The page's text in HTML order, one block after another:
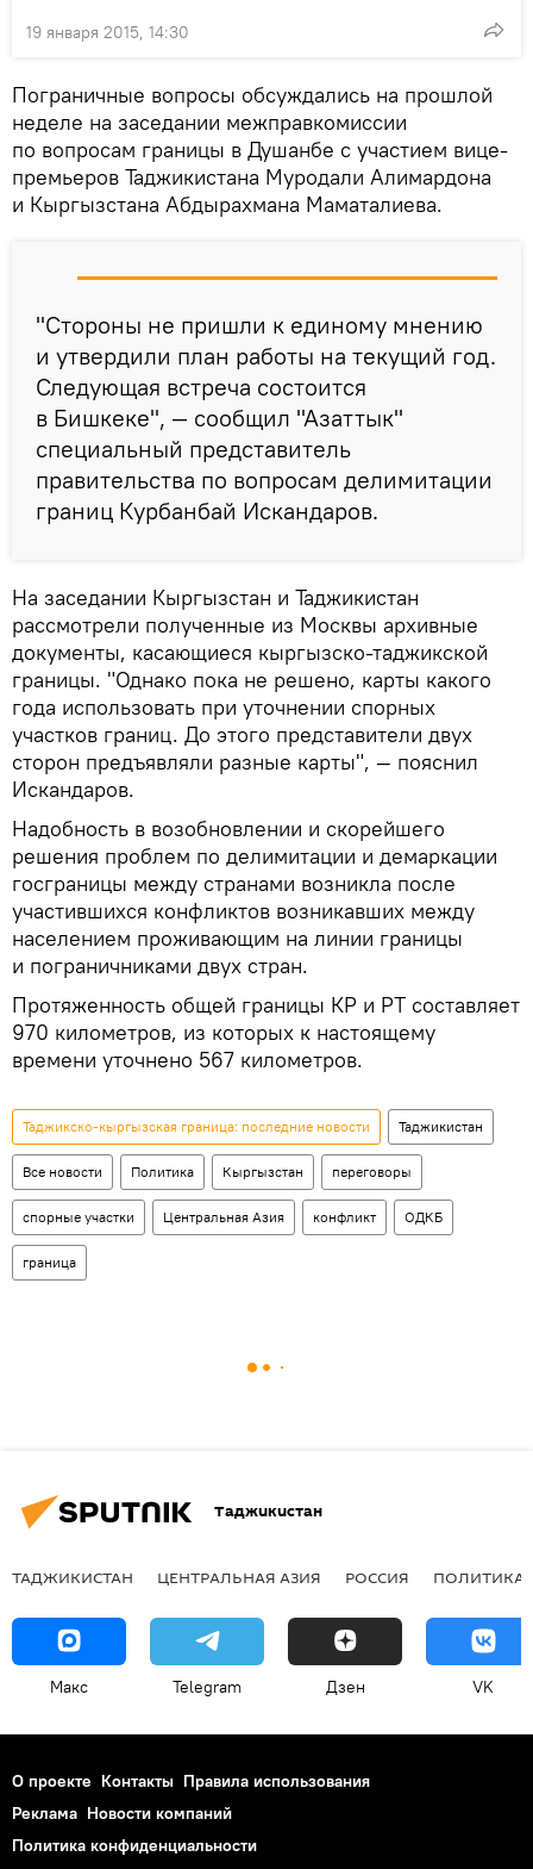
19 января 2015, 14:30
Пограничные вопросы обсуждались на прошлой
неделе на заседании межправкомиссии
по вопросам границы в Душанбе с участием вице-
премьеров Таджикистана Муродали Алимардона
и Кыргызстана Абдырахмана Маматалиева.
"Стороны не пришли к единому мнению
и утвердили план работы на текущий год.
Следующая встреча состоится
в Бишкеке", — сообщил "Азаттык"
специальный представитель
правительства по вопросам делимитации
границ Курбанбай Искандаров.
На заседании Кыргызстан и Таджикистан
рассмотрели полученные из Москвы архивные
документы, касающиеся кыргызско-таджикской
границы. "Однако пока не решено, карты какого
года использовать при уточнении спорных
участков границ. До этого представители двух
сторон предъявляли разные карты", — пояснил
Искандаров.
Надобность в возобновлении и скорейшего
решения проблем по делимитации и демаркации
госграницы между странами возникла после
участившихся конфликтов возникавших между
населением проживающим на линии границы
и пограничниками двух стран.
Протяженность общей границы КР и РТ составляет
970 километров, из которых к настоящему
времени уточнено 567 километров.
Таджикско-кыргызская граница: последние новости Таджикистан
Все новости Политика Кыргызстан переговоры
спорные участки Центральная Азия конфликт ОДКБ
граница
Таджикистан
ТАДЖИКИСТАН ЦЕНТРАЛЬНАЯ АЗИЯ РОССИЯ ПОЛИТИКА
Макс Telegram Дзен VK
О проекте Контакты Правила использования
Реклама Новости компаний
Политика конфиденциальности